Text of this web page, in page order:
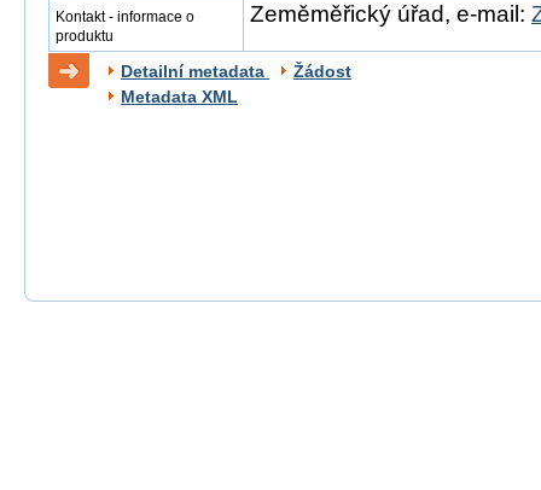
Kontakt - informace o
produktu
Zeměměřický úřad, e-mail:
Detailní metadata
Žádost
Metadata XML